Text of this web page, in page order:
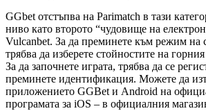
GGbet отстъпва на Parimatch в тази
ниво като второто “чудовище на
Vulcanbet. За да преминете към режим на
трябва да изберете стойностите на
За да започнете играта, трябва да се
преминете идентификация. Можете да
приложението GGBet и Android на
програмата за iOS – в официалния